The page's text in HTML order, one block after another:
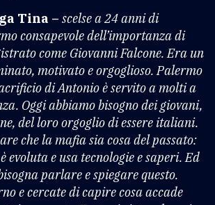
Tina – scelse a 24 anni di
consapevole dell’importanza di
come Giovanni Falcone. Era un
motivato e orgoglioso. Palermo
di Antonio è servito a molti a
Oggi abbiamo bisogno dei giovani,
del loro orgoglio di essere italiani.
che la mafia sia cosa del passato:
e usa tecnologie e saperi. Ed
parlare e spiegare questo.
e cercate di capire cosa accade